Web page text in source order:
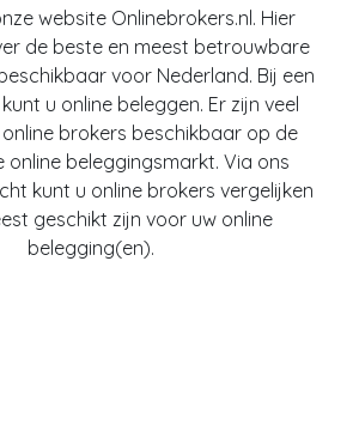
website Onlinebrokers.nl. Hier
de beste en meest betrouwbare
voor Nederland. Bij een
u online beleggen. Er zijn veel
brokers beschikbaar op de
online beleggingsmarkt. Via ons
kunt u online brokers vergelijken
geschikt zijn voor uw online
belegging(en).